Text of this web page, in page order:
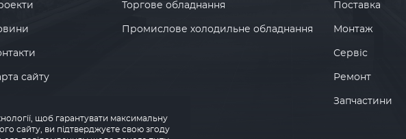
сайту
Торгове обладнання
Промислове холодильне обладнання
Поставка
Монтаж
Сервіс
Ремонт
Запчастини
щоб гарантувати максимальну
сайту, ви підтверджуєте свою згоду